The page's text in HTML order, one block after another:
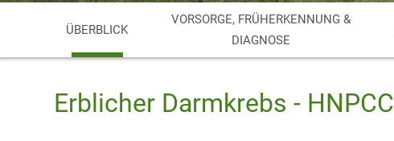
ÜBERBLICK
VORSORGE, FRÜHERKENNUNG &
DIAGNOSE
Erblicher Darmkrebs - HNPCC